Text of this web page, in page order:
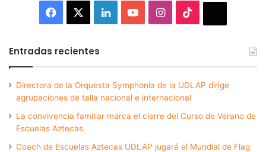
Facebook LinkedInYouTubeInstagram
Entradas recientes
Directora de la Orquesta Symphonia de la UDLAP dirige
agrupaciones de talla nacional e internacional
La convivencia familiar marca el cierre del Curso de Verano de
Escuelas Aztecas
Coach de Escuelas Aztecas UDLAP jugará el Mundial de Flag